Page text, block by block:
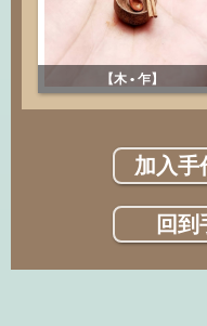
【木 • 乍】
加入手
回